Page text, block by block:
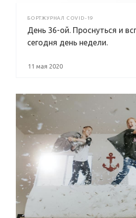
БОРТЖУРНАЛ COVID-19
День 36-ой. Проснуться и
сегодня день недели.
11 мая 2020